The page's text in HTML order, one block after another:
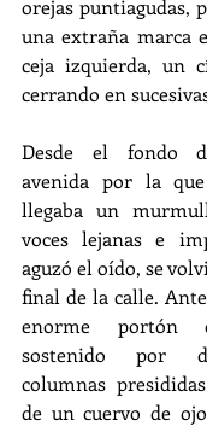
orejas puntiagudas,
una extraña marca
ceja izquierda, un
cerrando en
Desde el fondo
avenida por la
llegaba un
voces lejanas e
aguzó el oído, se
final de la calle.
enorme portón
sostenido por
columnas
de un cuervo de